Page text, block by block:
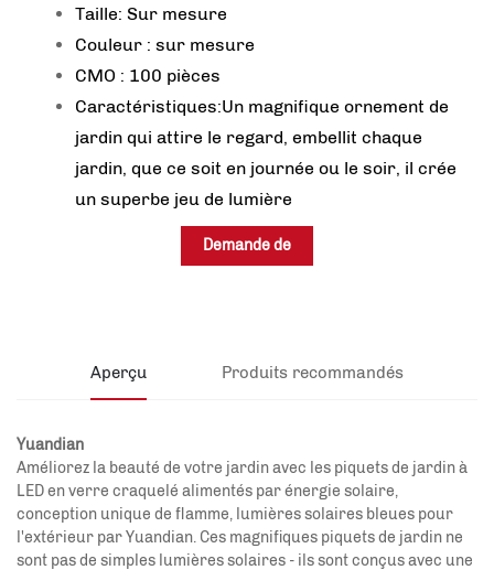
Taille: Sur mesure
Couleur : sur mesure
CMO : 100 pièces
Caractéristiques:Un magnifique ornement de
jardin qui attire le regard, embellit chaque
jardin, que ce soit en journée ou le soir, il crée
un superbe jeu de lumière
Demande de
Aperçu Produits recommandés
Yuandian
Améliorez la beauté de votre jardin avec les piquets de jardin à
LED en verre craquelé alimentés par énergie solaire,
conception unique de flamme, lumières solaires bleues pour
l'extérieur par Yuandian. Ces magnifiques piquets de jardin ne
sont pas de simples lumières solaires - ils sont conçus avec une